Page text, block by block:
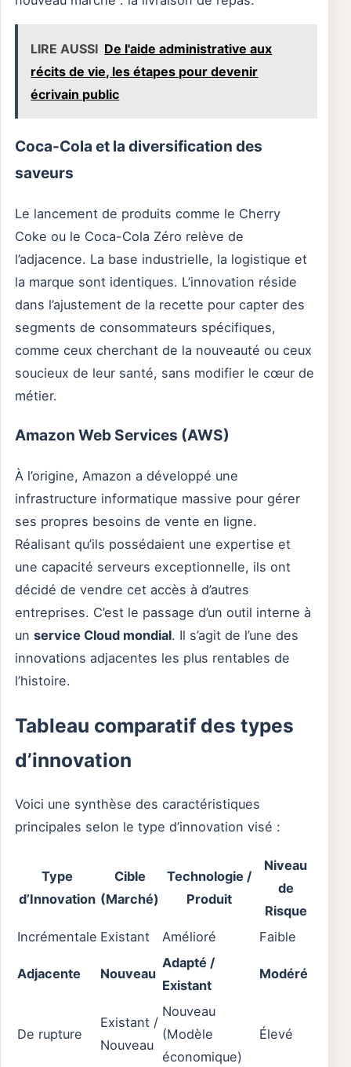
LIRE AUSSI De l'aide administrative aux
récits de vie, les étapes pour devenir
écrivain public
Coca-Cola et la diversification des
saveurs
Le lancement de produits comme le Cherry
Coke ou le Coca-Cola Zéro relève de
l’adjacence. La base industrielle, la logistique et
la marque sont identiques. L’innovation réside
dans l’ajustement de la recette pour capter des
segments de consommateurs spécifiques,
comme ceux cherchant de la nouveauté ou ceux
soucieux de leur santé, sans modifier le cœur de
métier.
Amazon Web Services (AWS)
À l’origine, Amazon a développé une
infrastructure informatique massive pour gérer
ses propres besoins de vente en ligne.
Réalisant qu’ils possédaient une expertise et
une capacité serveurs exceptionnelle, ils ont
décidé de vendre cet accès à d’autres
entreprises. C’est le passage d’un outil interne à
un service Cloud mondial. Il s’agit de l’une des
innovations adjacentes les plus rentables de
l’histoire.
Tableau comparatif des types
d’innovation
Voici une synthèse des caractéristiques
principales selon le type d’innovation visé :
Type
d’Innovation
Cible
(Marché)
Technologie /
Produit
Niveau
de
Risque
Incrémentale Existant Amélioré Faible
Adjacente Nouveau
Adapté /
Existant
Modéré
De rupture
Existant /
Nouveau
Nouveau
(Modèle
économique)
Élevé